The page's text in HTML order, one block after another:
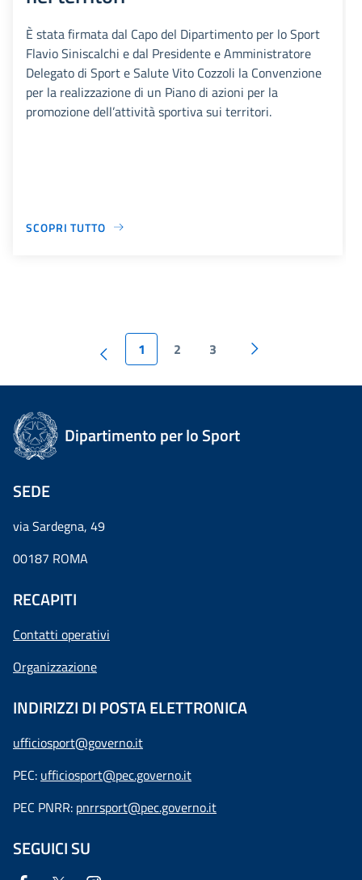
È stata firmata dal Capo del Dipartimento per lo Sport
Flavio Siniscalchi e dal Presidente e Amministratore
Delegato di Sport e Salute Vito Cozzoli la Convenzione
per la realizzazione di un Piano di azioni per la
promozione dell’attività sportiva sui territori.
SCOPRI TUTTO
1 2 3
Dipartimento per lo Sport
SEDE
via Sardegna, 49
00187 ROMA
RECAPITI
Contatti operativi
Organizzazione
INDIRIZZI DI POSTA ELETTRONICA
ufficiosport@governo.it
PEC: ufficiosport@pec.governo.it
PEC PNRR: pnrrsport@pec.governo.it
SEGUICI SU